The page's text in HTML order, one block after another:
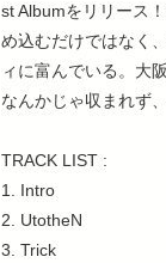
st Albumをリリース
め込むだけではなく
ィに富んでいる。大
なんかじゃ収まれず
TRACK LIST :
1. Intro
2. UtotheN
3. Trick